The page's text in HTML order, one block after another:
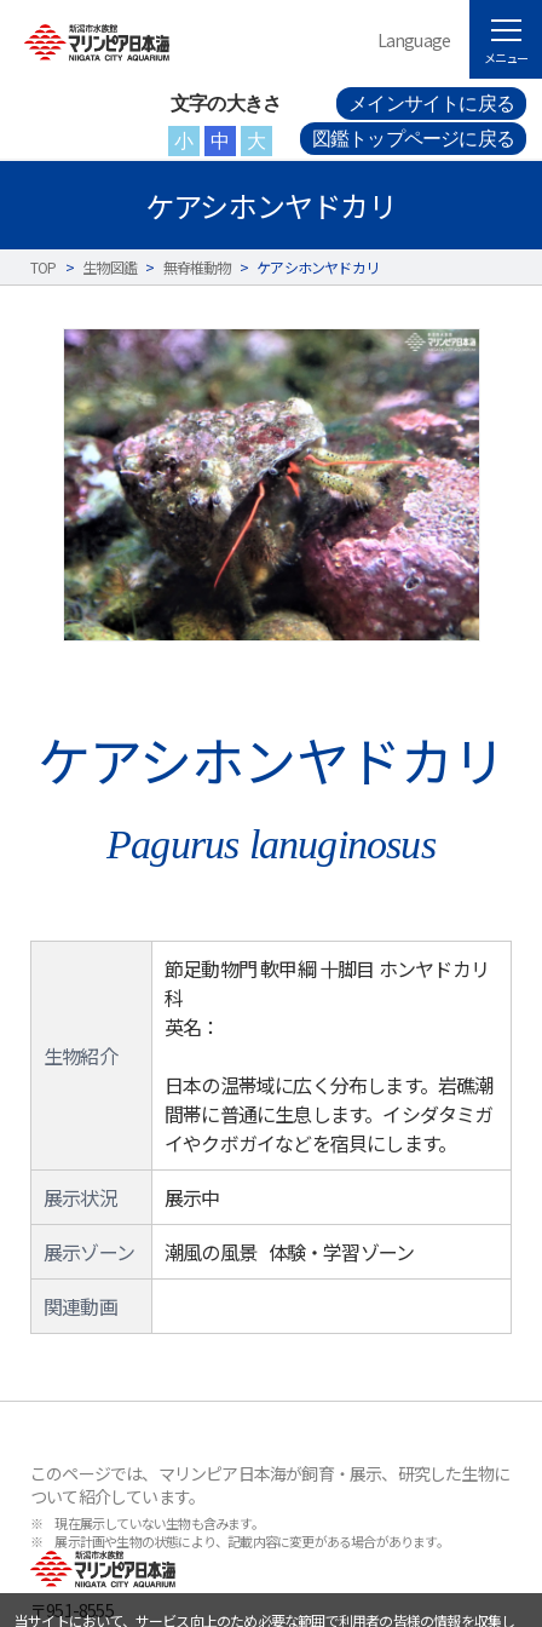
文字の大きさ
小
中 大
メインサイトに戻る
図鑑トップページに戻る
Language
メニュー
ケアシホンヤドカリ
TOP > 生物図鑑 > 無脊椎動物 > ケアシホンヤドカリ
ケアシホンヤドカリ
Pagurus lanuginosus
生物紹介
節足動物門 軟甲綱 十脚目 ホンヤドカリ
科
英名：
日本の温帯域に広く分布します。岩礁潮
間帯に普通に生息します。イシダタミガ
イやクボガイなどを宿貝にします。
展示状況
展示中
展示ゾーン
潮風の風景 体験・学習ゾーン
関連動画
このページでは、マリンピア日本海が飼育・展示、研究した生物に
ついて紹介しています。
※ 現在展示していない生物も含みます。
※ 展示計画や生物の状態により、記載内容に変更がある場合があります。
〒951-8555
当サイトにおいて、サービス向上のため必要な範囲で利用者の皆様の情報を収集し